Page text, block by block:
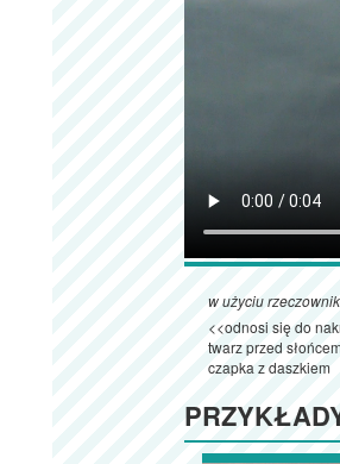
w użyciu
<<odnosi się do
twarz przed
czapka z daszkiem